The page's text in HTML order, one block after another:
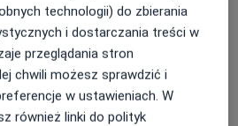
Nadwrażliwość zębów
+5 a11y_sr_more_diseases
lokalizacje (2)
technologii) do zbierania
i dostarczania treści w
przeglądania stron
chwili możesz sprawdzić i
w ustawieniach. W
również linki do polityk